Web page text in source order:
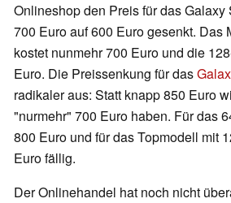
Onlineshop den Preis für das Galaxy
700 Euro auf 600 Euro gesenkt. Das
kostet nunmehr 700 Euro und die
Euro. Die Preissenkung für das
radikaler aus: Statt knapp 850 Euro
"nurmehr" 700 Euro haben. Für das
800 Euro und für das Topmodell mit
Euro fällig.
Der Onlinehandel hat noch nicht